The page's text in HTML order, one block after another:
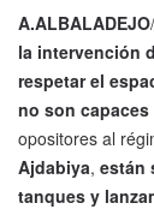
A.ALBALADEJO
la intervención
respetar el
no son
opositores al
Ajdabiya, están
tanques y